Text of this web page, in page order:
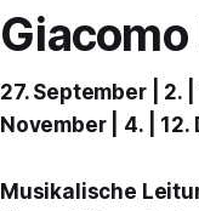
27. September | 2.
November | 4. |
Musikalische